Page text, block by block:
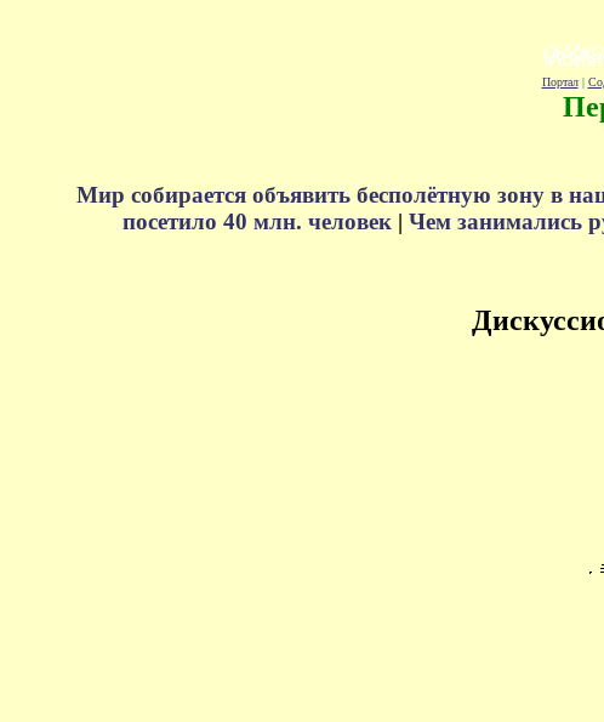
Портал|
Мир собирается объявить бесполётную зону в
посетило 40 млн. человек| Чем занимались